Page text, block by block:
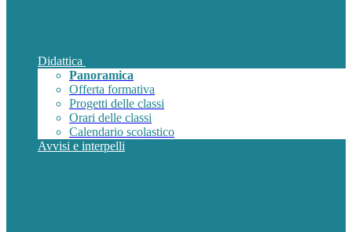
Didattica
Panoramica
Offerta formativa
Progetti delle classi
Orari delle classi
Calendario scolastico
Avvisi e interpelli